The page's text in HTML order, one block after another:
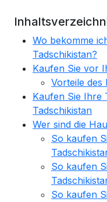
Wo bekomme
Tadschikistan?
Kaufen Sie vor
Vorteile des
Kaufen Sie Ihre
Tadschikistan
Wer sind die
So kaufen
So kaufen
So kaufen